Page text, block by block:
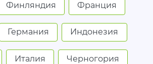
Финляндия Франция
Германия Индонезия
Италия Черногория